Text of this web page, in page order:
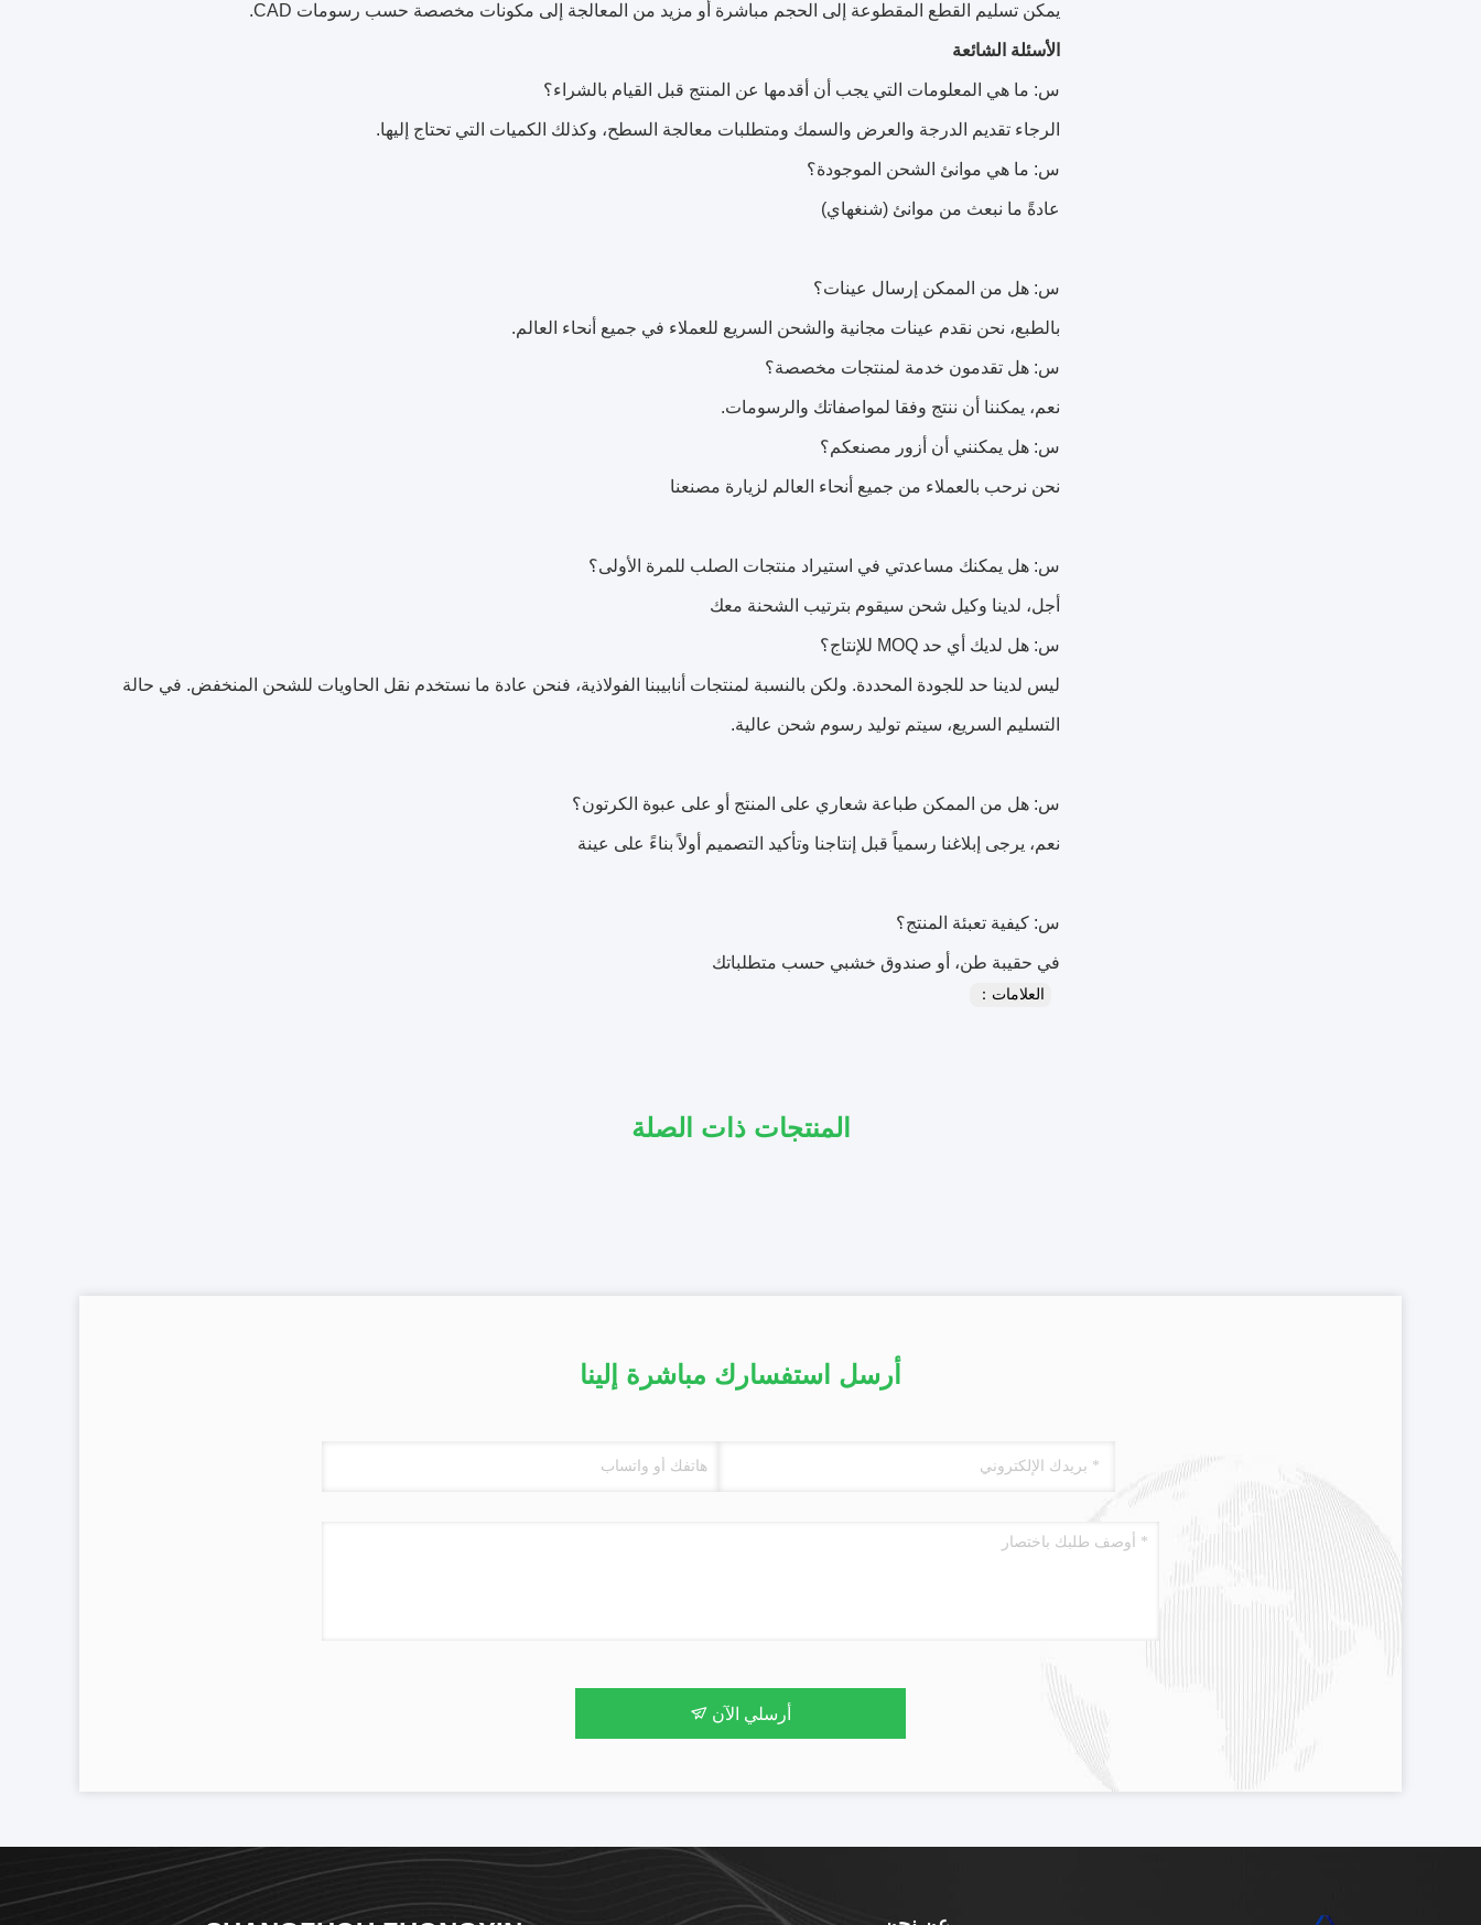
يمكن تسليم القطع المقطوعة إلى الحجم مباشرة أو مزيد من المعالجة إلى مكونات مخصصة حسب رسومات CAD.
الأسئلة الشائعة
س: ما هي المعلومات التي يجب أن أقدمها عن المنتج قبل القيام بالشراء؟
الرجاء تقديم الدرجة والعرض والسمك ومتطلبات معالجة السطح، وكذلك الكميات التي تحتاج إليها.
س: ما هي موانئ الشحن الموجودة؟
عادةً ما نبعث من موانئ (شنغهاي)
س: هل من الممكن إرسال عينات؟
بالطبع، نحن نقدم عينات مجانية والشحن السريع للعملاء في جميع أنحاء العالم.
س: هل تقدمون خدمة لمنتجات مخصصة؟
نعم، يمكننا أن ننتج وفقا لمواصفاتك والرسومات.
س: هل يمكنني أن أزور مصنعكم؟
نحن نرحب بالعملاء من جميع أنحاء العالم لزيارة مصنعنا
س: هل يمكنك مساعدتي في استيراد منتجات الصلب للمرة الأولى؟
أجل، لدينا وكيل شحن سيقوم بترتيب الشحنة معك
س: هل لديك أي حد MOQ للإنتاج؟
ليس لدينا حد للجودة المحددة. ولكن بالنسبة لمنتجات أنابيبنا الفولاذية، فنحن عادة ما نستخدم نقل الحاويات للشحن المنخفض. في حالة
التسليم السريع، سيتم توليد رسوم شحن عالية.
س: هل من الممكن طباعة شعاري على المنتج أو على عبوة الكرتون؟
نعم، يرجى إبلاغنا رسمياً قبل إنتاجنا وتأكيد التصميم أولاً بناءً على عينة
س: كيفية تعبئة المنتج؟
في حقيبة طن، أو صندوق خشبي حسب متطلباتك
العلامات：
المنتجات ذات الصلة
أرسل استفسارك مباشرة إلينا
أرسلي الآن